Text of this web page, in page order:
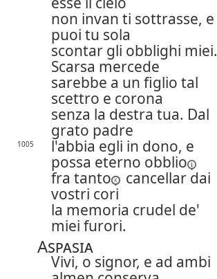
non invan ti sottrasse, e
puoi tu sola
scontar gli obblighi miei.
Scarsa mercede
sarebbe a un figlio tal
scettro e corona
senza la destra tua. Dal
grato padre
1005
l'abbia egli in dono, e
possa eterno obblio
fra tanto
cancellar dai
vostri cori
la memoria crudel de'
miei furori.
Aspasia
Vivi, o signor, e ad ambi